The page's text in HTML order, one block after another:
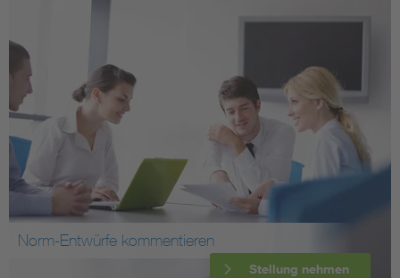
Norm-Entwürfe kommentieren
Stellung nehmen